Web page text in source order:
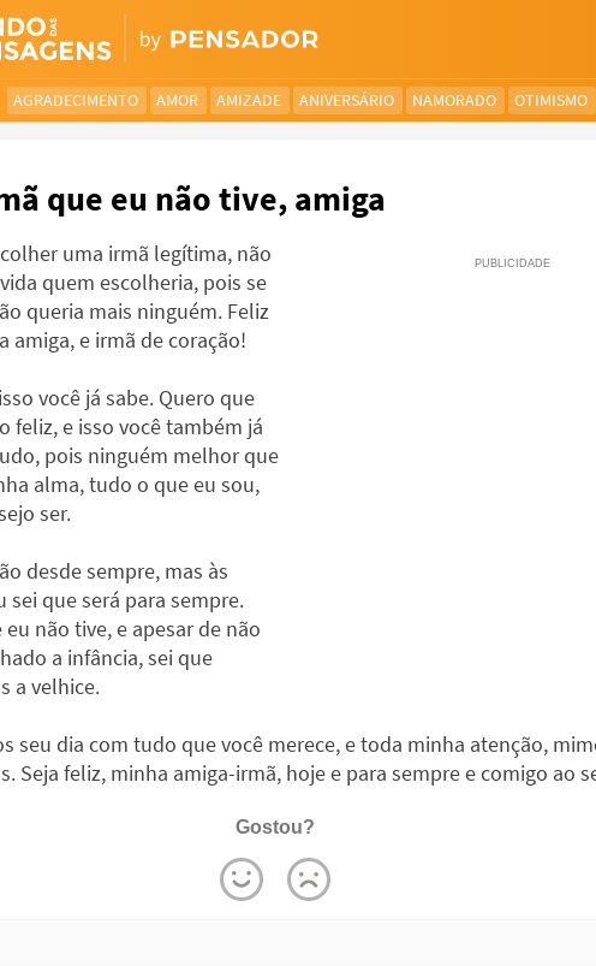
AGRADECIMENTO AMOR AMIZADE ANIVERSÁRIO NAMORADO OTIMISMO
que eu não tive, amiga
uma irmã legítima, não
quem escolheria, pois se
queria mais ninguém. Feliz
amiga, e irmã de coração!
você já sabe. Quero que
feliz, e isso você também já
pois ninguém melhor que
alma, tudo o que eu sou,
ser.
desde sempre, mas às
sei que será para sempre.
eu não tive, e apesar de não
a infância, sei que
a velhice.
seu dia com tudo que você merece, e toda minha atenção,
Seja feliz, minha amiga-irmã, hoje e para sempre e comigo ao
Gostou?